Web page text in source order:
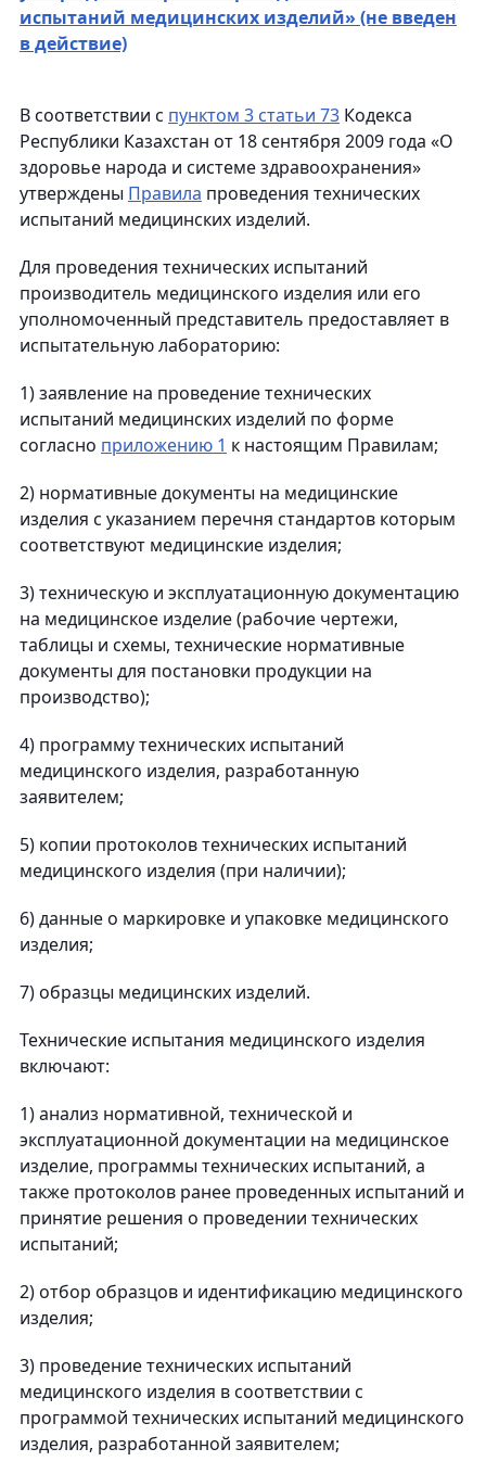
испытаний медицинских изделий» (не введен
в действие)
В соответствии с пунктом 3 статьи 73 Кодекса
Республики Казахстан от 18 сентября 2009 года «О
здоровье народа и системе здравоохранения»
утверждены Правила проведения технических
испытаний медицинских изделий.
Для проведения технических испытаний
производитель медицинского изделия или его
уполномоченный представитель предоставляет в
испытательную лабораторию:
1) заявление на проведение технических
испытаний медицинских изделий по форме
согласно приложению 1 к настоящим Правилам;
2) нормативные документы на медицинские
изделия с указанием перечня стандартов которым
соответствуют медицинские изделия;
3) техническую и эксплуатационную документацию
на медицинское изделие (рабочие чертежи,
таблицы и схемы, технические нормативные
документы для постановки продукции на
производство);
4) программу технических испытаний
медицинского изделия, разработанную
заявителем;
5) копии протоколов технических испытаний
медицинского изделия (при наличии);
6) данные о маркировке и упаковке медицинского
изделия;
7) образцы медицинских изделий.
Технические испытания медицинского изделия
включают:
1) анализ нормативной, технической и
эксплуатационной документации на медицинское
изделие, программы технических испытаний, а
также протоколов ранее проведенных испытаний и
принятие решения о проведении технических
испытаний;
2) отбор образцов и идентификацию медицинского
изделия;
3) проведение технических испытаний
медицинского изделия в соответствии с
программой технических испытаний медицинского
изделия, разработанной заявителем;